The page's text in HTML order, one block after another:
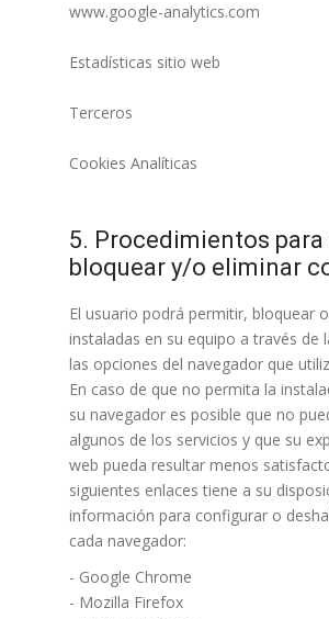
www.google-analytics.com
Estadísticas sitio web
Terceros
Cookies Analíticas
5. Procedimientos
bloquear y/o eliminar
El usuario podrá permitir, bloquear
instaladas en su equipo a través de
las opciones del navegador que
En caso de que no permita la
su navegador es posible que no
algunos de los servicios y que su
web pueda resultar menos
siguientes enlaces tiene a su
información para configurar o
cada navegador:
- Google Chrome
- Mozilla Firefox